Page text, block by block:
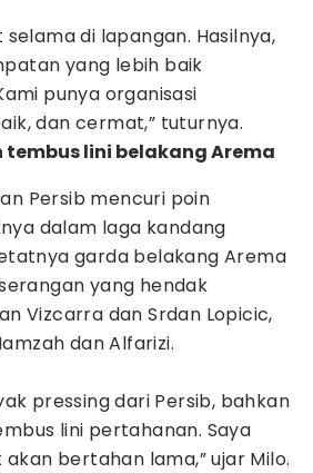
di lapangan. Hasilnya,
yang lebih baik
punya organisasi
dan cermat,” tuturnya.
tembus lini belakang Arema
Persib mencuri poin
dalam laga kandang
garda belakang Arema
yang hendak
Vizcarra dan Srdan Lopicic,
dan Alfarizi.
pressing dari Persib, bahkan
lini pertahanan. Saya
bertahan lama,” ujar Milo.